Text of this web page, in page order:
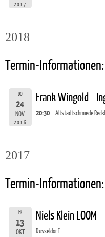
2017
2018
Termin-Informationen:
DO
24
NOV
2016
Frank Wingold -
20:30 Altstadtschmiede
2017
Termin-Informationen:
FR
13
OKT
Niels Klein LOOM
Düsseldorf